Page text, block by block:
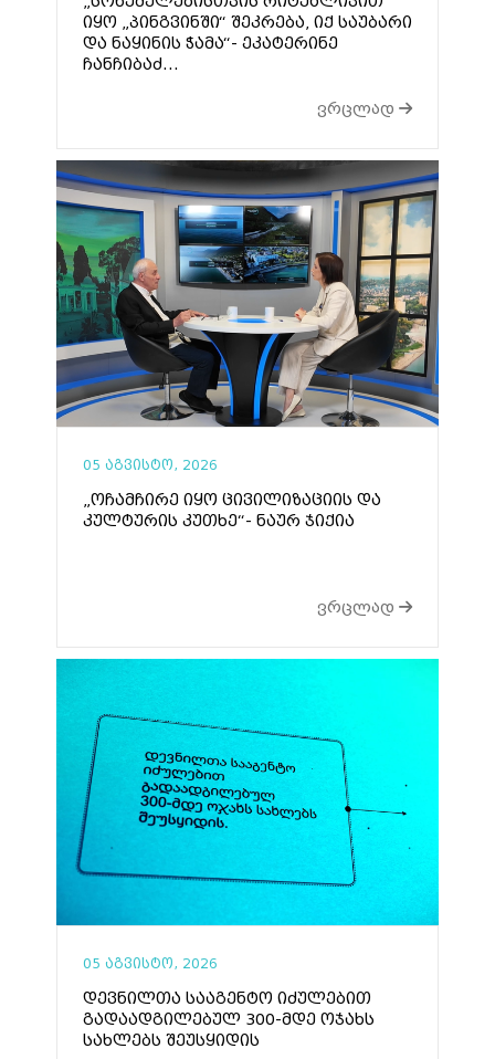
იყო „პინგვინში“ შეკრება, იქ საუბარი
და ნაყინის ჭამა“- ეკატერინე
ჩანჩიბაძ...
ვრცლად
05 აგვისტო, 2026
„ოჩამჩირე იყო ცივილიზაციის და
კულტურის კუთხე“- ნაურ ჯიქია
ვრცლად
05 აგვისტო, 2026
დევნილთა სააგენტო იძულებით
გადაადგილებულ 300-მდე ოჯახს
სახლებს შეუსყიდის